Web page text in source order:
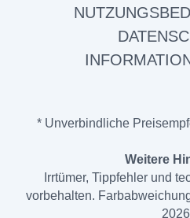
* Unverbindliche
Weitere
Irrtümer, Tippfehler und
vorbehalten.
2026